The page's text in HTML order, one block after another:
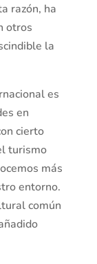
razón, ha
otros
la
es
en
cierto
turismo
más
entorno.
común